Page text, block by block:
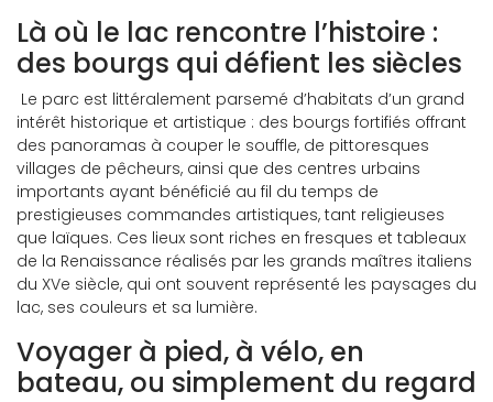
Là où le lac rencontre l’histoire :
des bourgs qui défient les siècles
Le parc est littéralement parsemé d’habitats d’un grand
intérêt historique et artistique : des bourgs fortifiés offrant
des panoramas à couper le souffle, de pittoresques
villages de pêcheurs, ainsi que des centres urbains
importants ayant bénéficié au fil du temps de
prestigieuses commandes artistiques, tant religieuses
que laïques. Ces lieux sont riches en fresques et tableaux
de la Renaissance réalisés par les grands maîtres italiens
du XVe siècle, qui ont souvent représenté les paysages du
lac, ses couleurs et sa lumière.
Voyager à pied, à vélo, en
bateau, ou simplement du regard